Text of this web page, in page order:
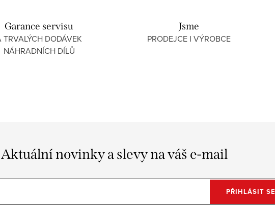
Garance servisu
TRVALÝCH DODÁVEK
NÁHRADNÍCH DÍLŮ
Jsme
PRODEJCE I VÝROBCE
Aktuální novinky a slevy na váš e-mail
PŘIHLÁSIT SE